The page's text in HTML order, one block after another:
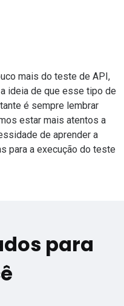
mais do teste de API,
ideia de que esse tipo de
é sempre lembrar
estar mais atentos a
de aprender a
para a execução do teste
para